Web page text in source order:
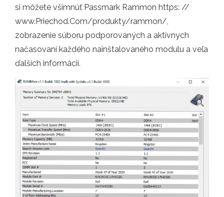
si môžete všimnúť Passmark Rammon https: //
www.Priechod.Com/produkty/rammon/,
zobrazenie súboru podporovaných a aktívnych
načasovaní každého nainštalovaného modulu a veľa
ďalších informácií.